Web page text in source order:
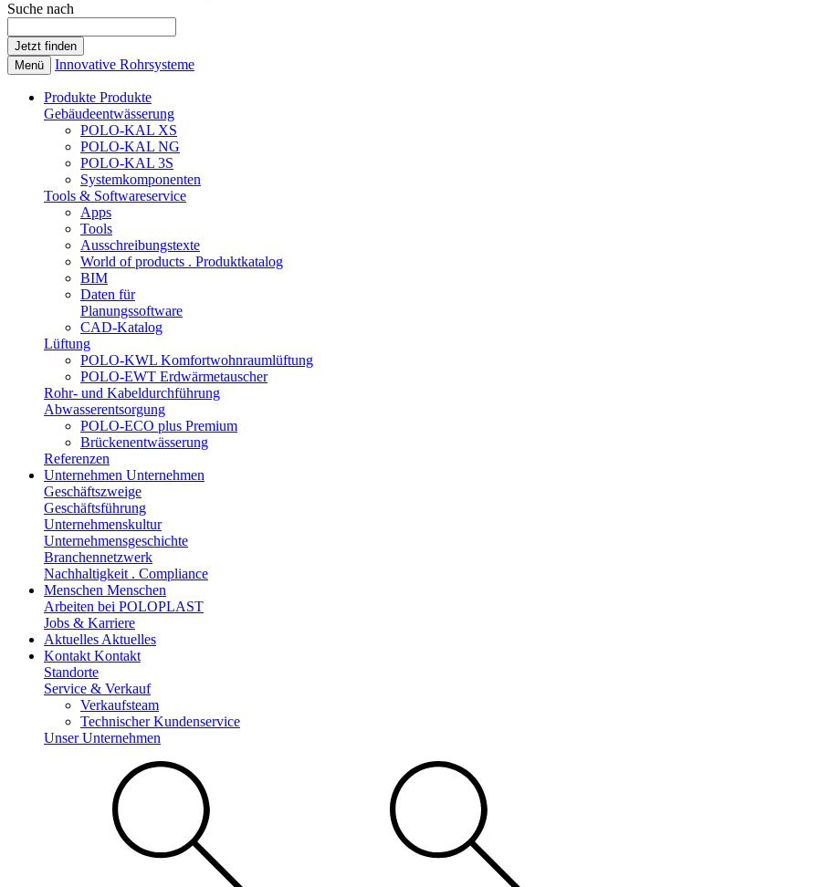
Suche nach
Menü Innovative Rohrsysteme
Produkte Produkte
Gebäudeentwässerung
POLO-KAL XS
POLO-KAL NG
POLO-KAL 3S
Systemkomponenten
Tools & Softwareservice
Apps
Tools
Ausschreibungstexte
World of products . Produktkatalog
BIM
Daten für
Planungssoftware
CAD-Katalog
Lüftung
POLO-KWL Komfortwohnraumlüftung
POLO-EWT Erdwärmetauscher
Rohr- und Kabeldurchführung
Abwasserentsorgung
POLO-ECO plus Premium
Brückenentwässerung
Referenzen
Unternehmen Unternehmen
Geschäftszweige
Geschäftsführung
Unternehmenskultur
Unternehmensgeschichte
Branchennetzwerk
Nachhaltigkeit . Compliance
Menschen Menschen
Arbeiten bei POLOPLAST
Jobs & Karriere
Aktuelles Aktuelles
Kontakt Kontakt
Standorte
Service & Verkauf
Verkaufsteam
Technischer Kundenservice
Unser Unternehmen